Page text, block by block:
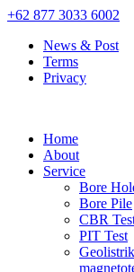
+62 877 3033 6002
News & Post
Terms
Privacy
Home
About
Service
Bore
Bore Pile
CBR
PIT Test